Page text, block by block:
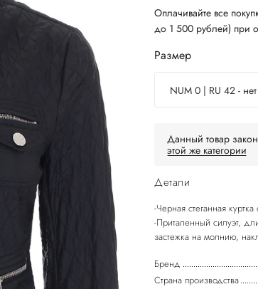
Оплачивайте все
до 1 500 рублей) при
Размер
NUM 0 | RU 42 -
Данный товар
этой же категории
Детали
-Черная стеганная
-Приталенный силуэт,
Бренд
Страна производства